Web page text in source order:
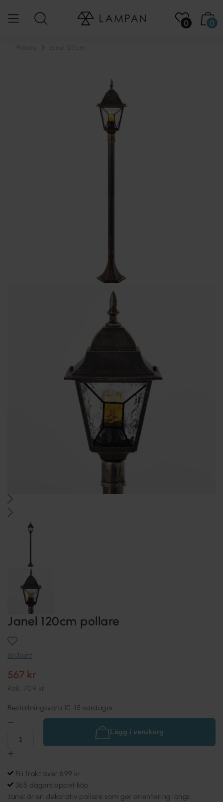
0 0
Janel 120cm pollare
Brilliant
567 kr
Rek. 709 kr
Beställningsvara 10-15 vardagar
Lägg i varukorg
Fri frakt över 699 kr
365 dagars öppet köp
Janel är en dekorativ pollare som ger orientering längs